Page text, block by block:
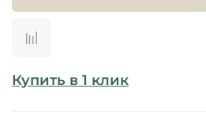
Купить в 1 клик